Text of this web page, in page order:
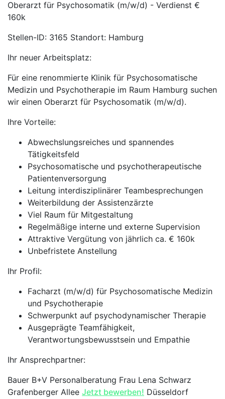
Oberarzt für Psychosomatik (m/w/d) - Verdienst €
160k
Stellen-ID: 3165 Standort: Hamburg
Ihr neuer Arbeitsplatz:
Für eine renommierte Klinik für Psychosomatische
Medizin und Psychotherapie im Raum Hamburg suchen
wir einen Oberarzt für Psychosomatik (m/w/d).
Ihre Vorteile:
Abwechslungsreiches und spannendes
Tätigkeitsfeld
Psychosomatische und psychotherapeutische
Patientenversorgung
Leitung interdisziplinärer Teambesprechungen
Weiterbildung der Assistenzärzte
Viel Raum für Mitgestaltung
Regelmäßige interne und externe Supervision
Attraktive Vergütung von jährlich ca. € 160k
Unbefristete Anstellung
Ihr Profil:
Facharzt (m/w/d) für Psychosomatische Medizin
und Psychotherapie
Schwerpunkt auf psychodynamischer Therapie
Ausgeprägte Teamfähigkeit,
Verantwortungsbewusstsein und Empathie
Ihr Ansprechpartner:
Bauer B+V Personalberatung Frau Lena Schwarz
Grafenberger Allee Jetzt bewerben! Düsseldorf